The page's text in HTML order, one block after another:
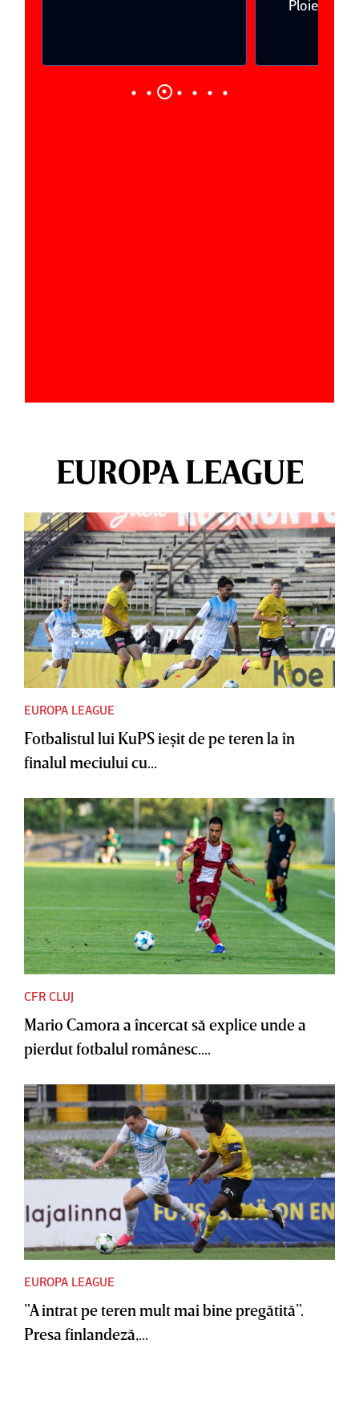
Ploieşti
EUROPA LEAGUE
EUROPA LEAGUE
Fotbalistul lui KuPS ieşit de pe teren la în
finalul meciului cu...
CFR CLUJ
Mario Camora a încercat să explice unde a
pierdut fotbalul românesc....
EUROPA LEAGUE
”A intrat pe teren mult mai bine pregătită”.
Presa finlandeză,...